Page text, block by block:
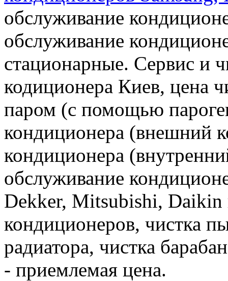
обслуживание
обслуживание
стационарные. Сервис и
кодиционера Киев, цена
паром (с помощью
кондиционера (внешний
кондиционера
обслуживание
Dekker, Mitsubishi,
кондиционеров, чистка
радиатора, чистка
- приемлемая цена.